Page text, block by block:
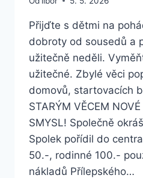
Přijďte s dětmi na
dobroty od sousedů a
užitečně neděli.
užitečné. Zbylé věci
domovů, startovacích
STARÝM VĚCEM
SMYSL! Společně
Spolek pořídil do
50.-, rodinné 100.-
nákladů Přílepského…